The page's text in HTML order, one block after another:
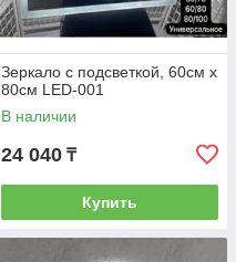
Зеркало с подсветкой, 60см х
80см LED-001
В наличии
24 040 ₸
Купить